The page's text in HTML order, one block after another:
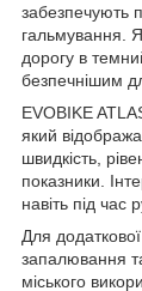
забезпечують
гальмування.
дорогу в
безпечнішим
EVOBIKE
який
швидкість,
показники.
навіть під час
Для
запалювання
міського